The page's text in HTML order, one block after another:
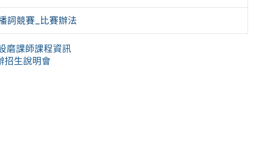
詞競賽_比賽辦法
磨課師課程資訊
招生說明會